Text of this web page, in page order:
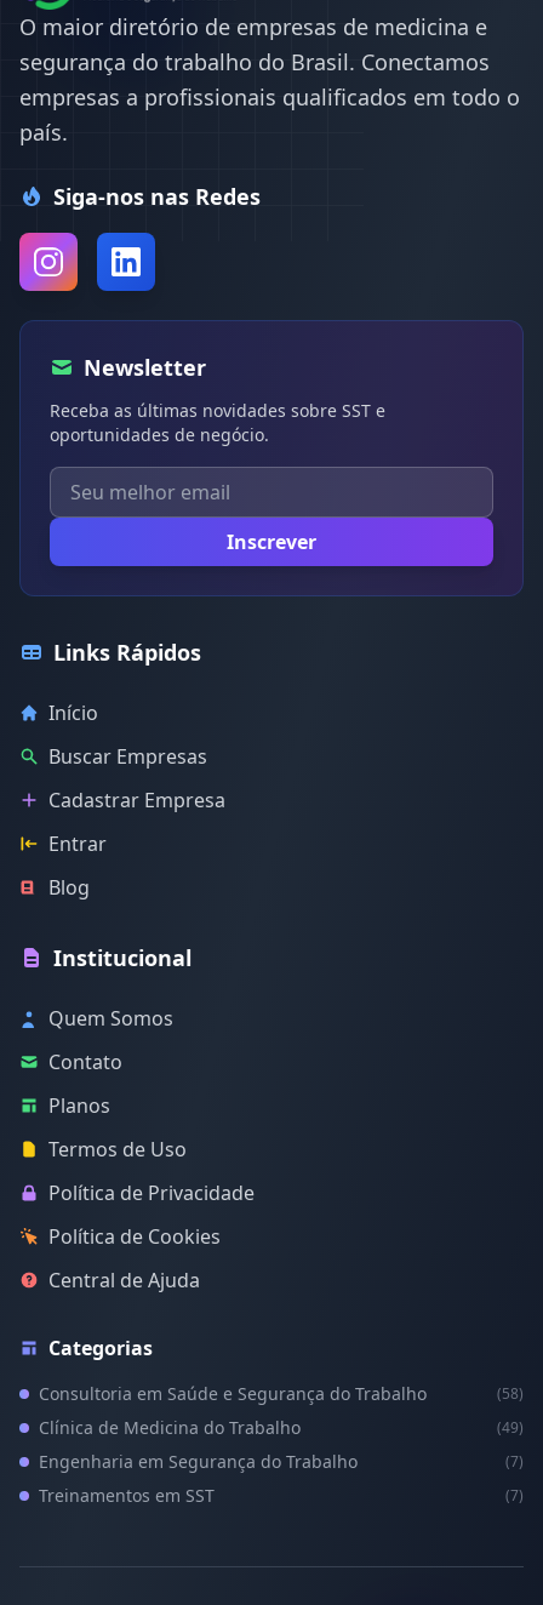
O maior diretório de empresas de medicina e
segurança do trabalho do Brasil. Conectamos
empresas a profissionais qualificados em todo o
país.
Siga-nos nas Redes
Newsletter
Receba as últimas novidades sobre SST e
oportunidades de negócio.
Inscrever
Links Rápidos
Início
Buscar Empresas
Cadastrar Empresa
Entrar
Blog
Institucional
Quem Somos
Contato
Planos
Termos de Uso
Política de Privacidade
Política de Cookies
Central de Ajuda
Categorias
Consultoria em Saúde e Segurança do Trabalho (58)
Clínica de Medicina do Trabalho (49)
Engenharia em Segurança do Trabalho (7)
Treinamentos em SST (7)